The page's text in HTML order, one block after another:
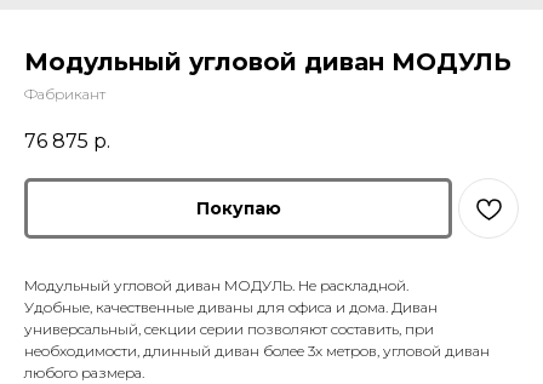
Модульный угловой диван МОДУЛЬ
Фабрикант
76 875 р.
Покупаю
Модульный угловой диван МОДУЛЬ. Не раскладной.
Удобные, качественные диваны для офиса и дома. Диван
универсальный, секции серии позволяют составить, при
необходимости, длинный диван более 3х метров, угловой диван
любого размера.